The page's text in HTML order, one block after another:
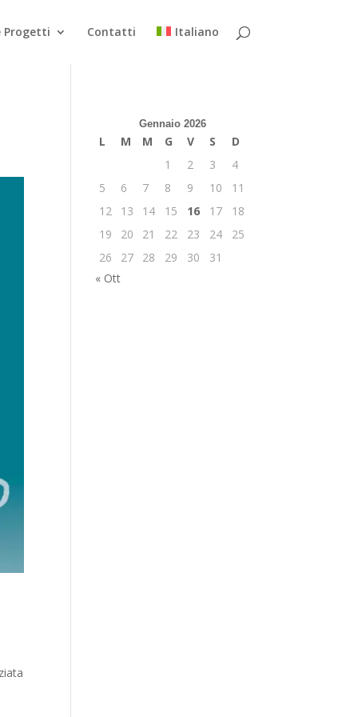
Progetti Contatti Italiano
Gennaio 2026
L M M G V S
D
1
2 3
4
5
6 7 8 9 10
11
12
13 14 15 16 17
18
19
20 21 22 23 24
25
26
27 28 29 30
31
« Ott